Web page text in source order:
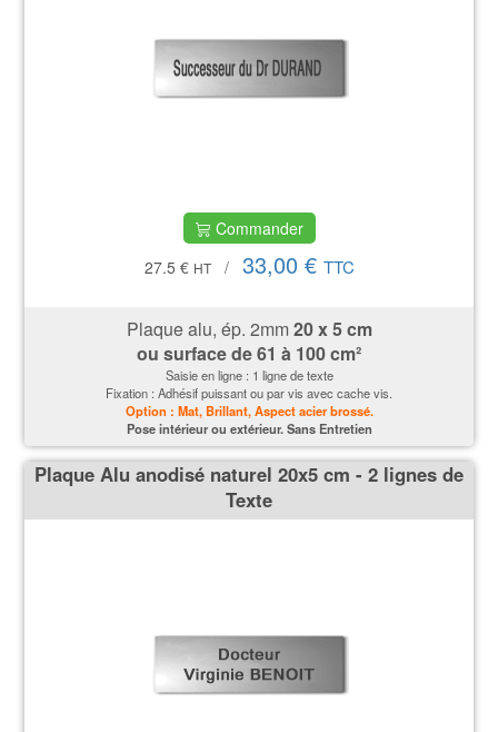
Commander
27.5 € HT / 33,00 € TTC
Plaque alu, ép. 2mm20 x 5 cm
ou surface de 61 à 100 cm²
Saisie en ligne : 1 ligne de texte
Fixation : Adhésif puissant ou par vis avec cache vis.
Option : Mat, Brillant, Aspect acier brossé.
Pose intérieur ou extérieur. Sans Entretien
Plaque Alu anodisé naturel 20x5 cm - 2 lignes de
Texte